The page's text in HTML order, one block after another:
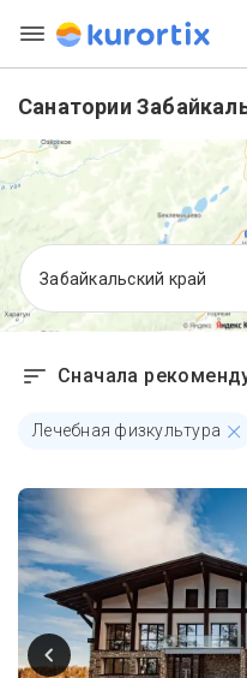
Санатории
Забайкальский край
Сначала
Лечебная физкультура